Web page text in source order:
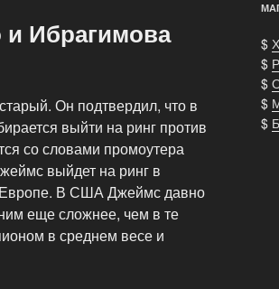
Ибрагимова
Он подтвердил, что в
выйти на ринг против
со словами промоутера
выйдет на ринг в
Европе. В США Джеймс давно
еще сложнее, чем в те
в среднем весе и
$
$
$
$
$